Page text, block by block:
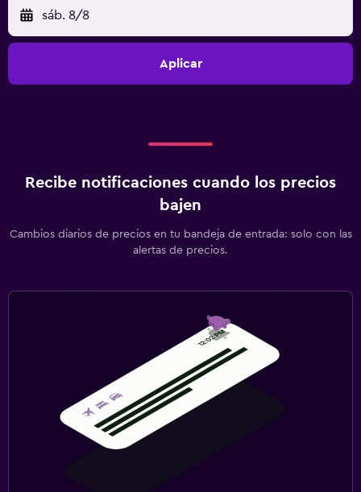
sáb. 8/8
Aplicar
Recibe notificaciones cuando los precios
bajen
Cambios diarios de precios en tu bandeja de entrada: solo con las
alertas de precios.